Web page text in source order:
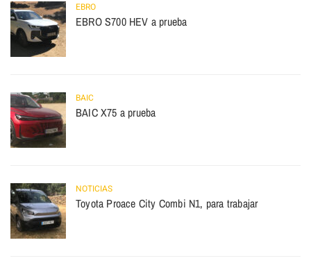
EBRO
EBRO S700 HEV a prueba
BAIC
BAIC X75 a prueba
NOTICIAS
Toyota Proace City Combi N1, para trabajar